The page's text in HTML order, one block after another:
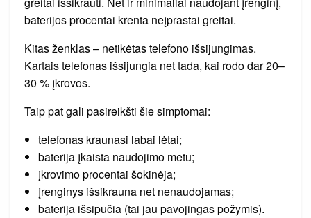
baterijos procentai krenta neįprastai greitai.
Kitas ženklas – netikėtas telefono išsijungimas.
Kartais telefonas išsijungia net tada, kai rodo dar 20–
30 % įkrovos.
Taip pat gali pasireikšti šie simptomai:
telefonas kraunasi labai lėtai;
baterija įkaista naudojimo metu;
įkrovimo procentai šokinėja;
įrenginys išsikrauna net nenaudojamas;
baterija išsipučia (tai jau pavojingas požymis).